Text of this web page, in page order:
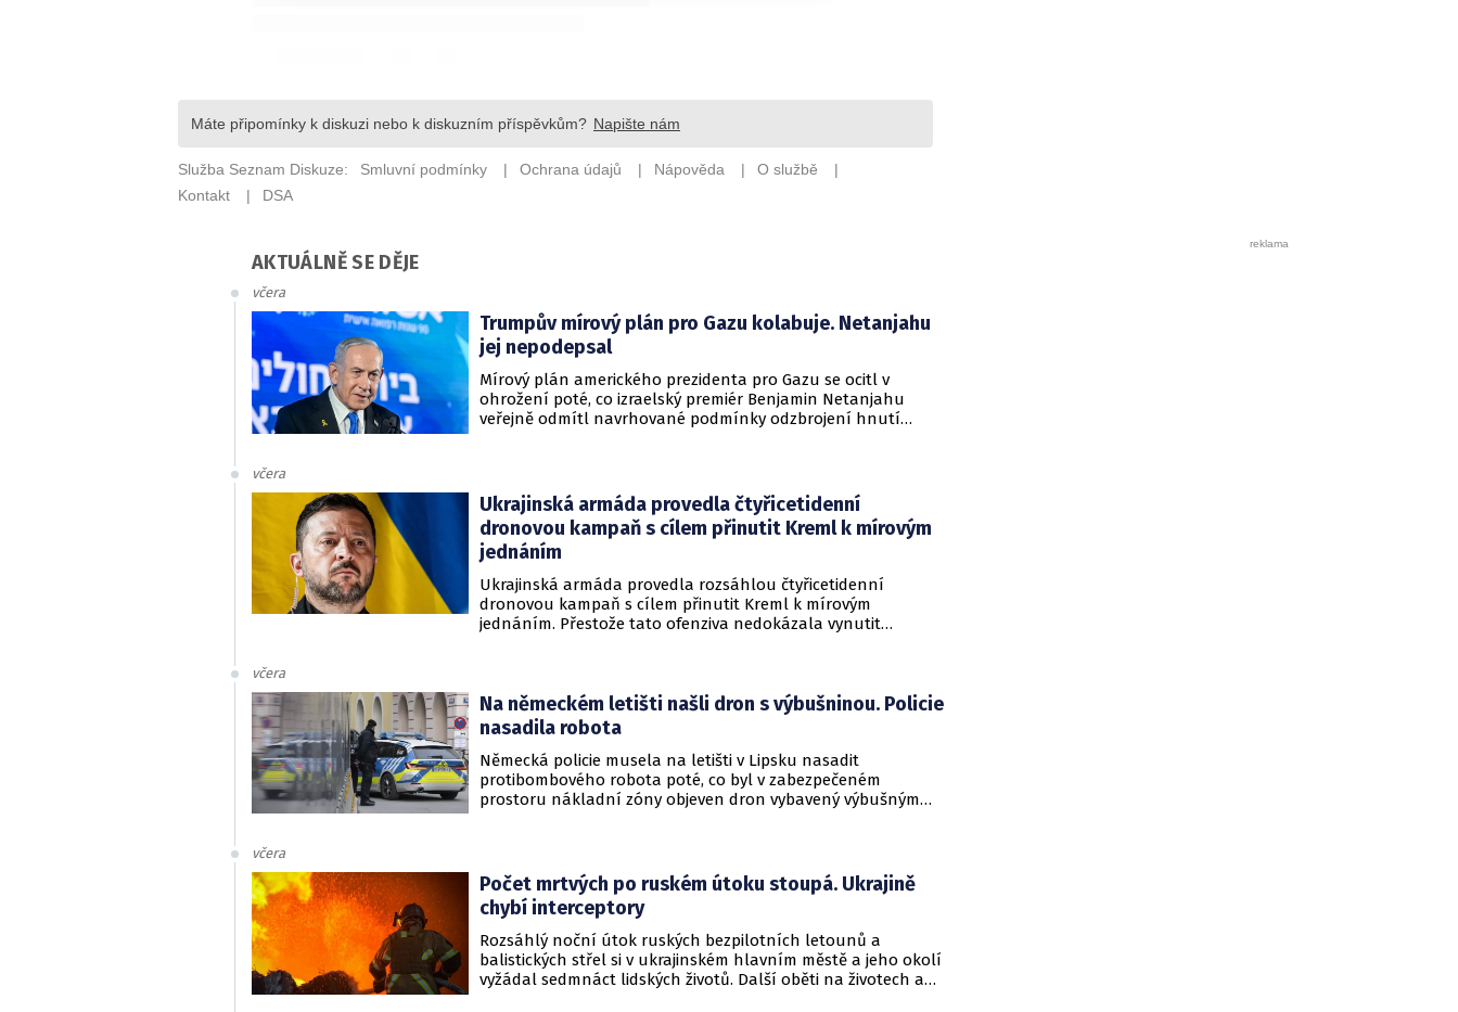
AKTUÁLNĚ SE DĚJE
včera
Trumpův mírový plán pro Gazu kolabuje. Netanjahu
jej nepodepsal
Mírový plán amerického prezidenta pro Gazu se ocitl v
ohrožení poté, co izraelský premiér Benjamin Netanjahu
veřejně odmítl navrhované podmínky odzbrojení hnutí
včera
Ukrajinská armáda provedla čtyřicetidenní
dronovou kampaň s cílem přinutit Kreml k mírovým
jednáním
Ukrajinská armáda provedla rozsáhlou čtyřicetidenní
dronovou kampaň s cílem přinutit Kreml k mírovým
jednáním. Přestože tato ofenziva nedokázala vynutit
včera
Na německém letišti našli dron s výbušninou. Policie
nasadila robota
Německá policie musela na letišti v Lipsku nasadit
protibombového robota poté, co byl v zabezpečeném
prostoru nákladní zóny objeven dron vybavený výbušným
včera
Počet mrtvých po ruském útoku stoupá. Ukrajině
chybí interceptory
Rozsáhlý noční útok ruských bezpilotních letounů a
balistických střel si v ukrajinském hlavním městě a jeho okolí
vyžádal sedmnáct lidských životů. Další oběti na životech a